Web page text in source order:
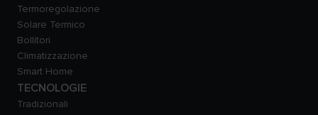
Termoregolazione
Solare Termico
Bollitori
Climatizzazione
Smart Home
TECNOLOGIE
Tradizionali